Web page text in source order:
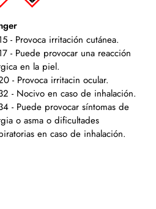
- Provoca irritación cutánea.
- Puede provocar una reacción
en la piel.
- Provoca irritacin ocular.
- Nocivo en caso de inhalación.
- Puede provocar síntomas de
o asma o dificultades
en caso de inhalación.